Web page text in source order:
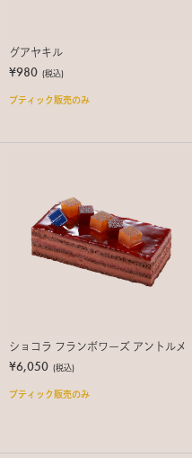
グアヤキル
¥980 (税込)
ブティック販売のみ
ショコラ フランボワーズ アントルメ
¥6,050 (税込)
ブティック販売のみ